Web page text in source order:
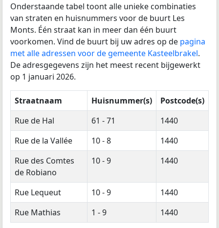
Onderstaande tabel toont alle unieke combinaties
van straten en huisnummers voor de buurt Les
Monts. Één straat kan in meer dan één buurt
voorkomen. Vind de buurt bij uw adres op de pagina
met alle adressen voor de gemeente Kasteelbrakel.
De adresgegevens zijn het meest recent bijgewerkt
op 1 januari 2026.
Straatnaam Huisnummer(s)
Postcode(s)
Rue de Hal
61 - 71
1440
Rue de la Vallée
10 - 8
1440
Rue des Comtes
de Robiano
10 - 9 1440
Rue Lequeut 10 - 9
1440
Rue Mathias
1 - 9 1440